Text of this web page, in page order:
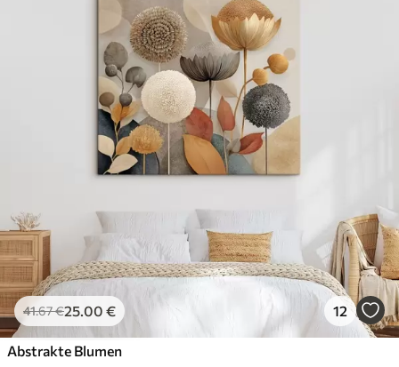
41.67€25.00 € 12
Abstrakte Blumen